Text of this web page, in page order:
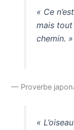
« Ce
mais tout
chemin. »
— Proverbe
«